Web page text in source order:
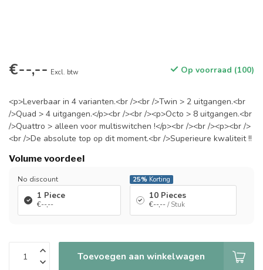
€--,-- Excl. btw Op voorraad (100)
<p>Leverbaar in 4 varianten.<br /><br />Twin > 2 uitgangen.<br
/>Quad > 4 uitgangen.</p><br /><br /><p>Octo > 8 uitgangen.<br
/>Quattro > alleen voor multiswitchen !</p><br /><br /><p><br />
<br />De absolute top op dit moment.<br />Superieure kwaliteit !!
Volume voordeel
No discount
1 Piece
€--,--
25% Korting
10 Pieces
€--,-- / Stuk
Toevoegen aan winkelwagen